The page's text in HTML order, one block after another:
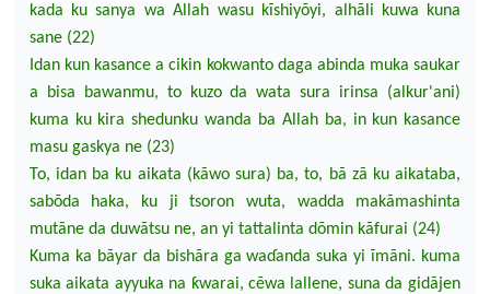
kada ku sanya wa Allah wasu kĩshiyõyi, alhãli kuwa kuna
sane (22)
Idan kunkasance acikin kokwanto daga abinda muka saukar
a bisa bawanmu, to kuzo da wata sura irinsa (alkur'ani)
kuma ku kira shedunku wanda ba Allah ba, in kun kasance
masu gaskya ne (23)
To, idan ba ku aikata (kãwo sura) ba, to, bã zã kuaikataba,
sabõda haka, ku ji tsoron wuta, wadda makãmashinta
mutãne da duwãtsu ne, an yi tattalinta dõmin kãfurai (24)
Kuma ka bãyar da bishãra ga waɗanda suka yi ĩmãni. kuma
suka aikata ayyuka na ƙwarai, cẽwa lallene, suna da gidãjen